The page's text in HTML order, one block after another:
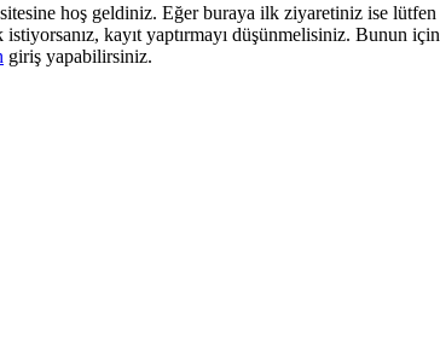
hoş geldiniz. Eğer buraya ilk ziyaretiniz ise lütfen
kayıt yaptırmayı düşünmelisiniz. Bunun için
giriş yapabilirsiniz.